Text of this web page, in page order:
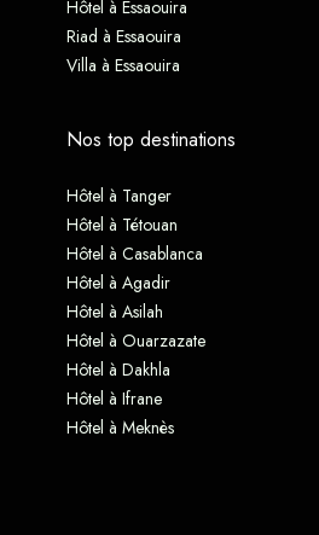
Hôtel à Essaouira
Riad à Essaouira
Villa à Essaouira
Nos top destinations
Hôtel à Tanger
Hôtel à Tétouan
Hôtel à Casablanca
Hôtel à Agadir
Hôtel à Asilah
Hôtel à Ouarzazate
Hôtel à Dakhla
Hôtel à Ifrane
Hôtel à Meknès